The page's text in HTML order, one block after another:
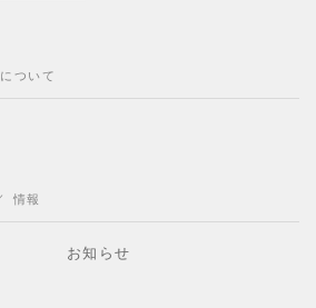
ついて
情報
お知らせ